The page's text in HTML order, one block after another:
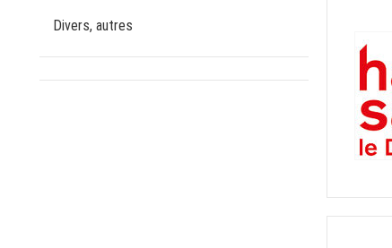
Divers, autres